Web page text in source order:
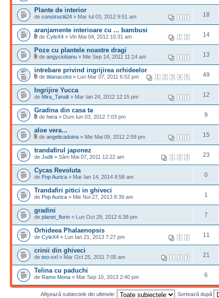
Plante de interior
1 2
de constructii24 » Mar Iul 03, 2012 9:51 am 18
aranjamente interioare cu ... bambusi
1 2
de CyleX4 » Vin Mai 04, 2012 10:31 am 14
Poze cu plantele noastre dragi
1 2
de angyciobanu » Mie Sep 14, 2011 11:14 am 13
intrebare privind ingrijirea orhideelor
1 2 3 4 5
de titianacotoi » Lun Mar 07, 2011 6:52 pm 49
Ingrijire Yucca
1 2
de Mira_Tanalt » Mar Ian 24, 2012 12:15 pm 12
Gradina din casa ta
de hera » Dum Iun 03, 2012 7:03 pm 9
aloe vera...
1 2
de angelicadoina » Mie Mai 09, 2012 2:09 pm 15
trandafirul japonez
1 2 3
de Judit » Sâm Mai 07, 2011 12:22 am 23
Cycas Revoluta
de Pop Aurica » Mar Ian 14, 2014 8:58 am 0
Trandafiri pitici in ghiveci
de Pop Aurica » Mie Noi 27, 2013 8:39 am 1
gradini
de planet_florin » Lun Oct 29, 2012 6:38 pm 7
Orhideea Phalaenopsis
1 2
de CyleX4 » Lun Ian 21, 2013 7:27 pm 11
crinii din ghiveci
1 2 3
de teo-xxl » Mar Oct 25, 2011 7:05 am 21
Telina cu paduchi
de Ramo Mona » Mar Sep 10, 2013 2:40 pm 6
Afişează subiectele din ultimele: Sortează după